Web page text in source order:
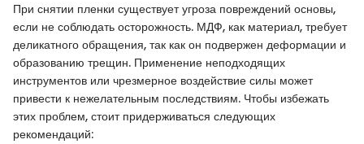
При снятии пленки существует угроза повреждений основы,
если не соблюдать осторожность. МДФ, как материал, требует
деликатного обращения, так как он подвержен деформации и
образованию трещин. Применение неподходящих
инструментов или чрезмерное воздействие силы может
привести к нежелательным последствиям. Чтобы избежать
этих проблем, стоит придерживаться следующих
рекомендаций: